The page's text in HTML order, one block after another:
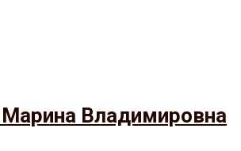
Владимировна